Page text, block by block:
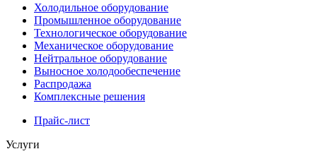
Холодильное оборудование
Промышленное оборудование
Технологическое оборудование
Механическое оборудование
Нейтральное оборудование
Выносное холодообеспечение
Распродажа
Комплексные решения
Прайс-лист
Услуги